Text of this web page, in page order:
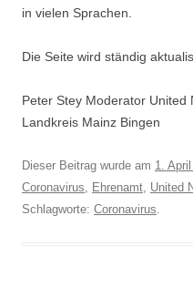
in vielen Sprachen.
Die Seite wird ständig
Peter Stey Moderator United
Landkreis Mainz Bingen
Dieser Beitrag wurde am 1.
Coronavirus, Ehrenamt, United
Schlagworte: Coronavirus.